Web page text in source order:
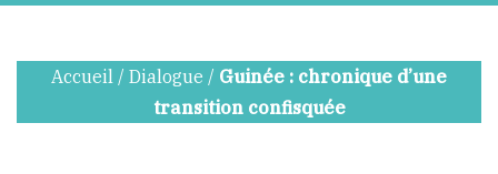
info@lepetitdepute.com
Accueil / Dialogue / Guinée : chronique d’une
transition confisquée